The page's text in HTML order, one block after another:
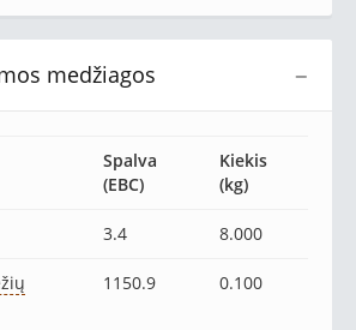
−
medžiagos
Spalva
(EBC)
Kiekis
(kg)
3.4 8.000
1150.9 0.100